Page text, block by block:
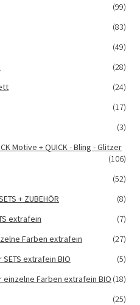
(99)
(83)
(49)
(28)
(24)
(17)
(3)
Motive + QUICK - Bling - Glitzer
(106)
(52)
+ ZUBEHÖR
(8)
extrafein
(7)
Farben extrafein
(27)
SETS extrafein BIO
(5)
einzelne Farben extrafein BIO (18)
(25)